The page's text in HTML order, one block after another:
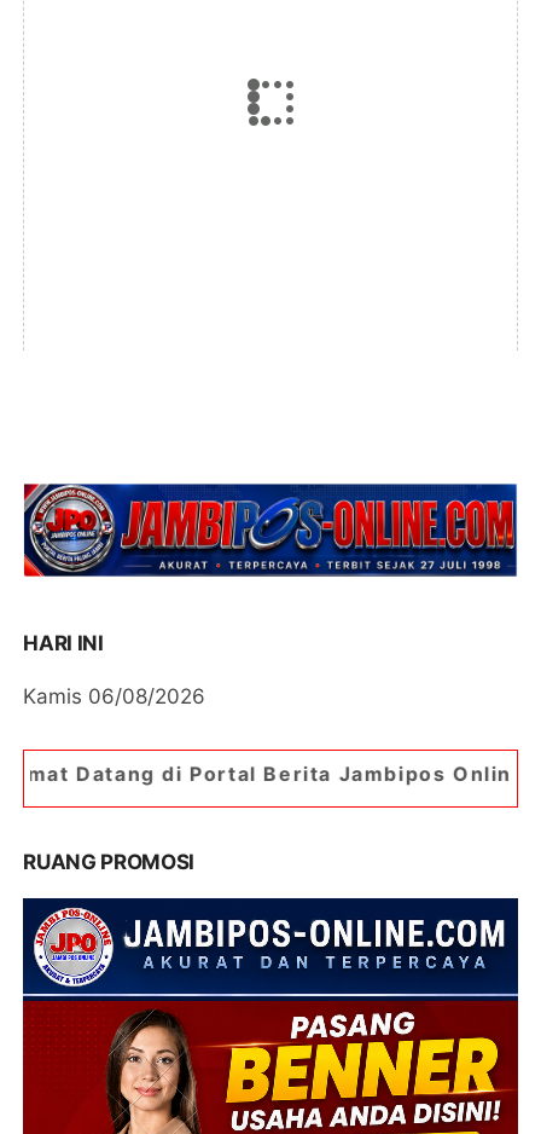
HARI INI
Kamis 06/08/2026
Portal Berita Jambipos Online. Portal Berita
RUANG PROMOSI